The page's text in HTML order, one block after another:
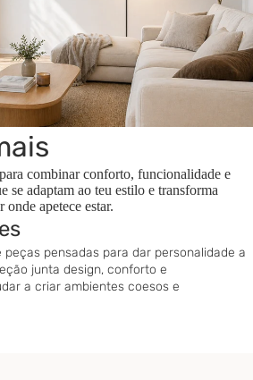
combinar conforto, funcionalidade e
se adaptam ao teu estilo e transforma
apetece estar.
pensadas para dar personalidade a
junta design, conforto e
a criar ambientes coesos e